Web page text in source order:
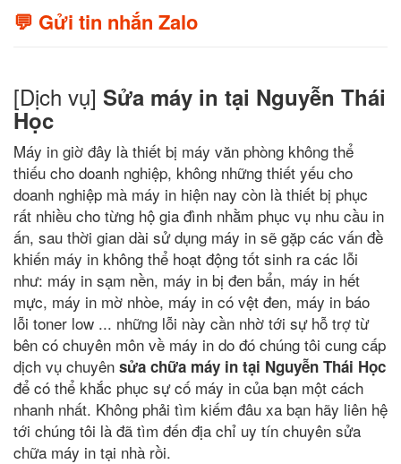
💬 Gửi tin nhắn Zalo
[Dịch vụ] Sửa máy in tại Nguyễn Thái
Học
Máy in giờ đây là thiết bị máy văn phòng không thể
thiếu cho doanh nghiệp, không những thiết yếu cho
doanh nghiệp mà máy in hiện nay còn là thiết bị phục
rất nhiều cho từng hộ gia đình nhằm phục vụ nhu cầu in
ấn, sau thời gian dài sử dụng máy in sẽ gặp các vấn đề
khiến máy in không thể hoạt động tốt sinh ra các lỗi
như: máy in sạm nền, máy in bị đen bẩn, máy in hết
mực, máy in mờ nhòe, máy in có vệt đen, máy in báo
lỗi toner low ... những lỗi này cần nhờ tới sự hỗ trợ từ
bên có chuyên môn về máy in do đó chúng tôi cung cấp
dịch vụ chuyên sửa chữa máy in tại Nguyễn Thái Học
để có thể khắc phục sự cố máy in của bạn một cách
nhanh nhất. Không phải tìm kiếm đâu xa bạn hãy liên hệ
tới chúng tôi là đã tìm đến địa chỉ uy tín chuyên sửa
chữa máy in tại nhà rồi.